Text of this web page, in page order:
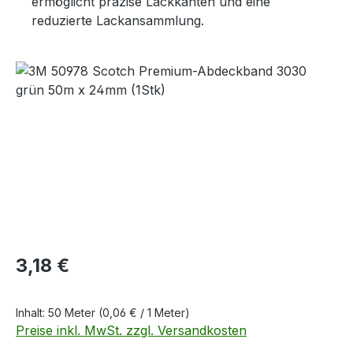
reduzierte Lackansammlung.
Bildergalerie überspringen
Regulärer Preis:
3,18 €
Inhalt: 50 Meter (0,06 € / 1 Meter)
Preise inkl. MwSt. zzgl. Versandkosten